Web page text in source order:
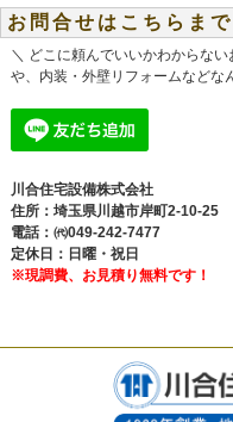
お問合せはこちらまで
＼ どこに頼んでいいかわからな
や、内装・外壁リフォームなどな
川合住宅設備株式会社
住所：埼玉県川越市岸町2-10-25
電話：㈹049-242-7477
定休日：日曜・祝日
※現調費、お見積り無料です！